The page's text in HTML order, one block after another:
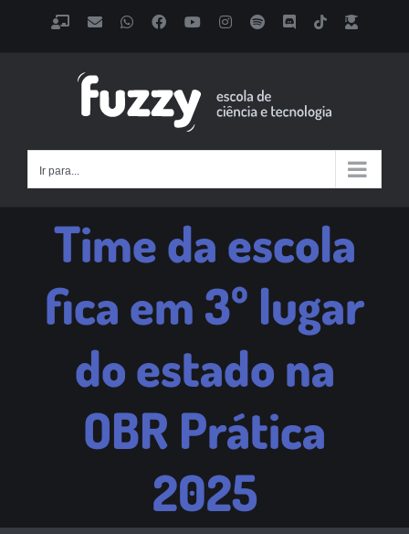
Classroom
EmailWhatsAppFacebookYouTubeInstagram
Spotify DiscordTiktokFazer
Ir para...
Time da escola
fica em 3º lugar
do estado na
OBR Prática
2025